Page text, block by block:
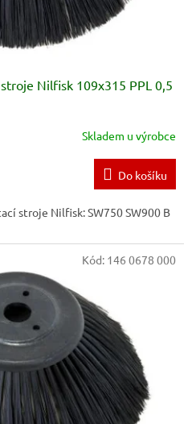
Nilfisk 109x315 PPL 0,5
Skladem u výrobce
Do košíku
stroje Nilfisk: SW750 SW900 B
Kód: 146 0678 000